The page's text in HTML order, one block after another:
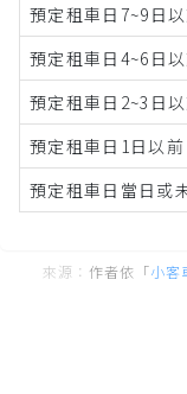
預定租車日7~9日
預定租車日4~6日
預定租車日2~3日
預定租車日1日以前
預定租車日當日或
作者依「小客